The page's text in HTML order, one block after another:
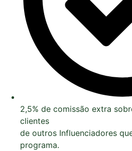
2,5% de comissão extra
clientes
de outros Influenciadores
programa.